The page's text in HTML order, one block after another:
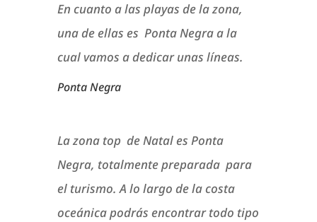
En cuanto a las playas de la zona,
una de ellas es Ponta Negra a la
cual vamos a dedicar unas líneas.
Ponta Negra
La zona top de Natal es Ponta
Negra, totalmente preparada para
el turismo. A lo largo de la costa
oceánica podrás encontrar todo tipo